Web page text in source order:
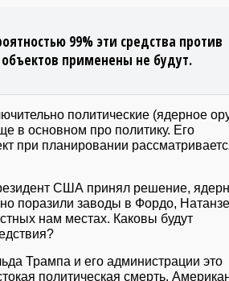
99% эти средства против
объектов применены не будут.
политические (ядерное
в основном про политику. Его
при планировании
США принял решение,
поразили заводы в Фордо,
нам местах. Каковы будут
Трампа и его администрации это
политическая смерть.